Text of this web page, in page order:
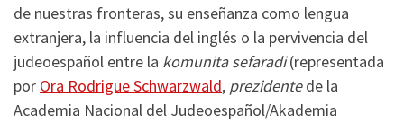
de nuestras fronteras, su enseñanza como lengua
extranjera, la influencia del inglés o la pervivencia del
judeoespañol entre la komunita sefaradi(representada
por Ora Rodrigue Schwarzwald, prezidentede la
Academia Nacional del Judeoespañol/Akademia